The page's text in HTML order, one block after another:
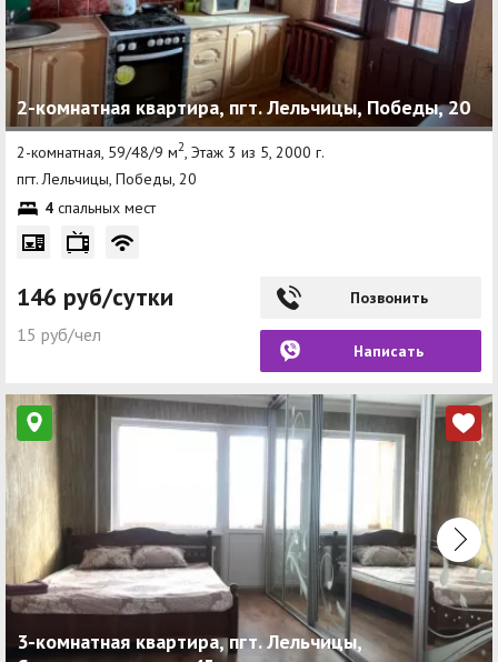
2-комнатная квартира, пгт. Лельчицы, Победы, 20
2-комнатная, 59/48/9 м2, Этаж 3 из 5, 2000 г.
пгт. Лельчицы, Победы, 20
4 спальных мест
146 руб/сутки
15 руб/чел
Позвонить
Написать
3-комнатная квартира, пгт. Лельчицы,